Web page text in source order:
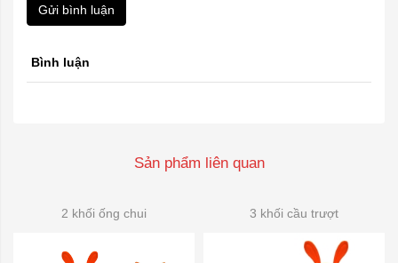
Gửi bình luận
Bình luận
Sản phẩm liên quan
2 khối ống chui 3 khối cầu trượt